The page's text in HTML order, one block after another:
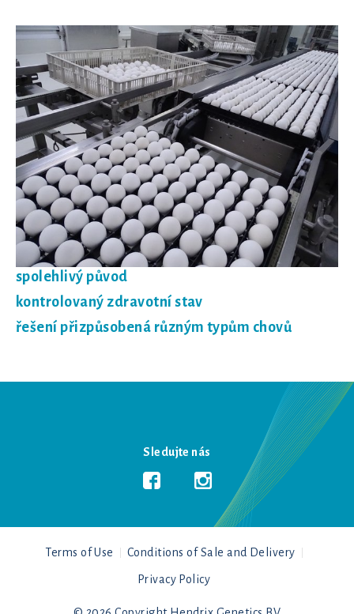
spolehlivý původ
kontrolovaný zdravotní stav
řešení přizpůsobená různým typům chovů
Sledujte nás
Terms of Use Conditions of Sale and Delivery
Privacy Policy